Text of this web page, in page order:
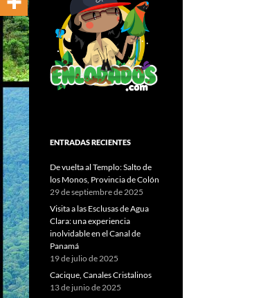
ENTRADAS RECIENTES
De vuelta al Templo: Salto de
los Monos, Provincia de Colón
29 de septiembre de 2025
Visita a las Esclusas de Agua
Clara: una experiencia
inolvidable en el Canal de
Panamá
19 de julio de 2025
Cacique, Canales Cristalinos
13 de junio de 2025